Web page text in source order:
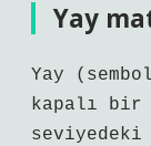
Yay
Yay
kapalı bir